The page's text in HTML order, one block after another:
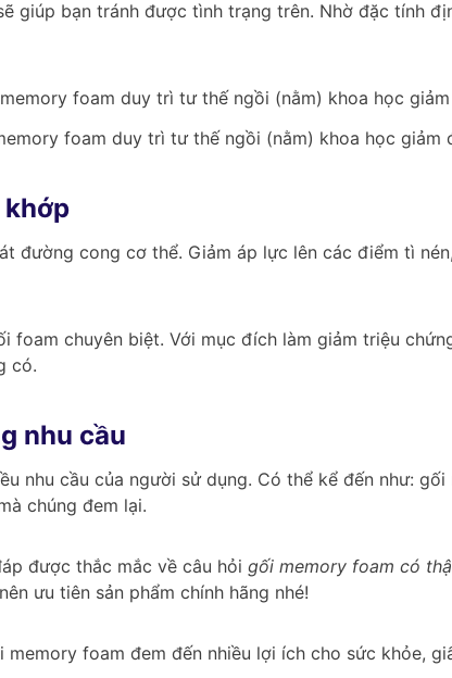
giúp bạn tránh được tình trạng trên. Nhờ đặc tính
foam duy trì tư thế ngồi (nằm) khoa học giảm
khớp
đường cong cơ thể. Giảm áp lực lên các điểm tì
foam chuyên biệt. Với mục đích làm giảm triệu
có.
nhu cầu
nhu cầu của người sử dụng. Có thể kể đến như:
chúng đem lại.
được thắc mắc về câu hỏi gối memory foam có
ưu tiên sản phẩm chính hãng nhé!